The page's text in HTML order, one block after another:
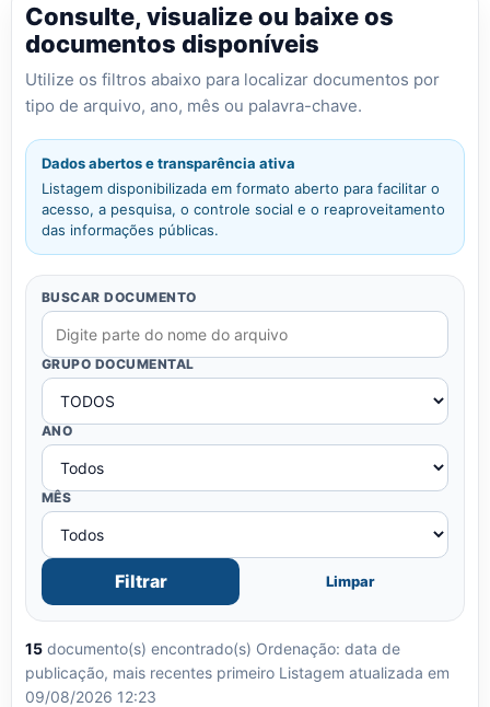
Consulte, visualize ou baixe os
documentos disponíveis
Utilize os filtros abaixo para localizar documentos por
tipo de arquivo, ano, mês ou palavra-chave.
Dados abertos e transparência ativa
Listagem disponibilizada em formato aberto para facilitar o
acesso, a pesquisa, o controle social e o reaproveitamento
das informações públicas.
BUSCAR DOCUMENTO
GRUPO DOCUMENTAL
ANO
MÊS
Filtrar Limpar
15 documento(s) encontrado(s) Ordenação: data de
publicação, mais recentes primeiro Listagem atualizada em
09/08/2026 12:23